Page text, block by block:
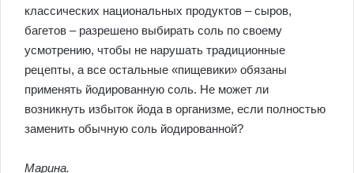
классических национальных продуктов – сыров,
багетов – разрешено выбирать соль по своему
усмотрению, чтобы не нарушать традиционные
рецепты, а все остальные «пищевики» обязаны
применять йодированную соль. Не может ли
возникнуть избыток йода в организме, если полностью
заменить обычную соль йодированной?
Марина.